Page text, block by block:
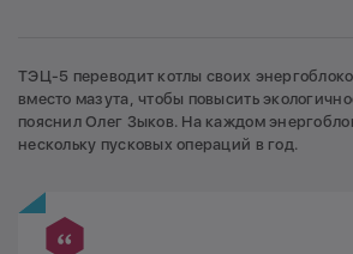
ТЭЦ-5 переводит котлы своих
вместо мазута, чтобы повысить
пояснил Олег Зыков. На каждом
нескольку пусковых операций в год.